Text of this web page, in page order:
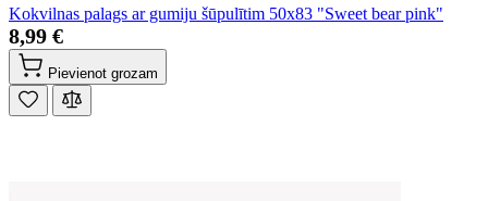
Kokvilnas palags ar gumiju šūpulītim 50x83 "Sweet bear pink"
8,99 €
Pievienot grozam